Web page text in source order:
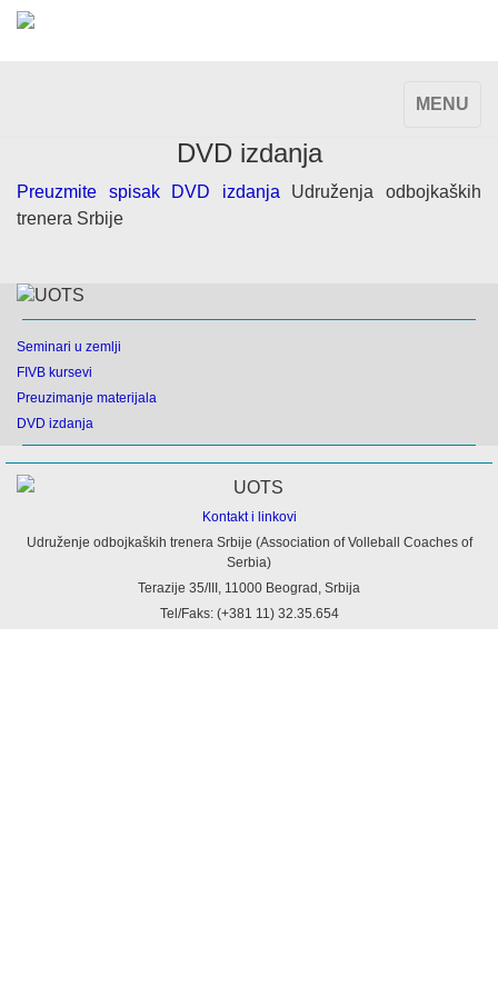
TOGGLE
MENU
DVD izdanja
Preuzmite spisak DVD izdanja Udruženja odbojkaških
trenera Srbije
Seminari u zemlji
FIVB kursevi
Preuzimanje materijala
DVD izdanja
Kontakt i linkovi
Udruženje odbojkaških trenera Srbije (Association of Volleball Coaches of
Serbia)
Terazije 35/III, 11000 Beograd, Srbija
Tel/Faks: (+381 11) 32.35.654